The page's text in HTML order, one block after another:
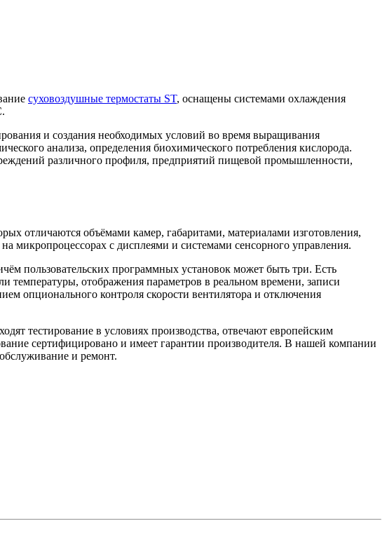
суховоздушные термостаты ST, оснащены системами охлаждения
и создания необходимых условий во время выращивания
анализа, определения биохимического потребления кислорода.
различного профиля, предприятий пищевой промышленности,
отличаются объёмами камер, габаритами, материалами изготовления,
микропроцессорах с дисплеями и системами сенсорного управления.
пользовательских программных установок может быть три. Есть
температуры, отображения параметров в реальном времени, записи
опционального контроля скорости вентилятора и отключения
тестирование в условиях производства, отвечают европейским
сертифицировано и имеет гарантии производителя. В нашей компании
и ремонт.